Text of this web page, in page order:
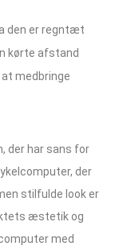
den er regntæt
kørte afstand
medbringe
der har sans for
der
stilfulde look er
æstetik og
med